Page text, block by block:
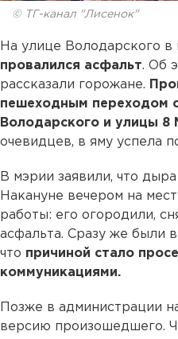
© ТГ-канал "Лисенок"
На улице Володарского в
провалился асфальт. Об
рассказали горожане.
пешеходным переходом
Володарского и улицы 8
очевидцев, в яму успела
В мэрии заявили, что
Накануне вечером на
работы: его огородили,
асфальта. Сразу же были
что причиной стало
коммуникациями.
Позже в администрации
версию произошедшего.